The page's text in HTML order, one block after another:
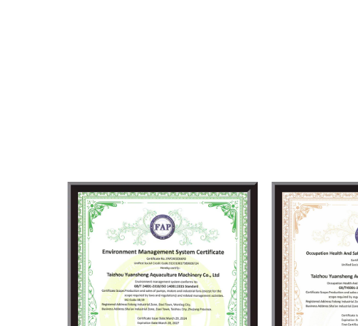
潜水电泵广泛应用于住宅供水，特别是深井取水。
在建筑工地和矿井作业中，潜水电泵用于快速排除
防洪与应急排水
潜水泵在防洪与应急排水中起到重要作用，广泛用
使其成为防汛救灾的重要设备。
污水处理
在污水处理厂，潜水泵用于输送和处理不同阶段的
作，包括市政污水处理系统、化粪池排水及工业废水
总结